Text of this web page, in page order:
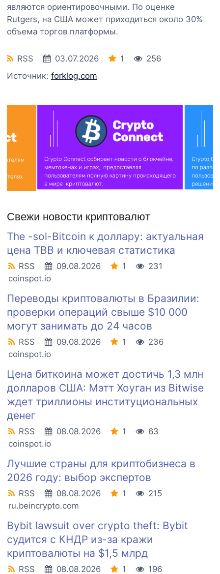
являются ориентировочными. По оценке
Rutgers, на США может приходиться около 30%
объема торгов платформы.
RSS 03.07.2026 1
256
Источник: forklog.com
Свежи новости криптовалют
The -sol-Bitcoin к доллару: актуальная
цена TBB и ключевая статистика
RSS 09.08.2026 1
231
coinspot.io
Переводы криптовалюты в Бразилии:
проверки операций свыше $10 000
могут занимать до 24 часов
RSS 09.08.2026 1
236
coinspot.io
Цена биткоина может достичь 1,3 млн
долларов США: Мэтт Хоуган из Bitwise
ждет триллионы институциональных
денег
RSS 08.08.2026 1
63
coinspot.io
Лучшие страны для криптобизнеса в
2026 году: выбор экспертов
RSS 08.08.2026 1
215
ru.beincrypto.com
Bybit lawsuit over crypto theft: Bybit
судится с КНДР из-за кражи
криптовалюты на $1,5 млрд
RSS 08.08.2026 1 196